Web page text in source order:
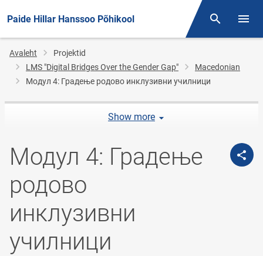
Paide Hillar Hanssoo Põhikool Otsing
Jälglink
Avaleht
Projektid
LMS "Digital Bridges Over the Gender Gap"
Macedonian
Модул 4: Градење родово инклузивни училници
Модул 4: Градење
родово
инклузивни
училници
Show more